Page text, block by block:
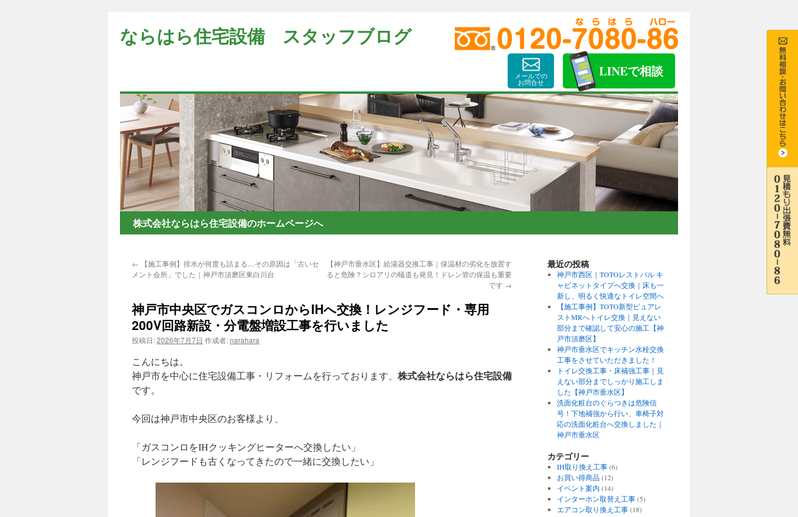
ン
テ
キ
ならはら住宅設備 スタッフブログ
メールでの
お問合せ
LINEで相談
株式会社ならはら住宅設備のホームページへ
← 【施工事例】排水が何度も詰まる…その原因は「古いセ
メント会所」でした｜神戸市須磨区東白川台
【神戸市垂水区】給湯器交換工事｜保温材の劣化を放置す
ると危険？シロアリの蟻道も発見！ドレン管の保温も重要
です →
神戸市中央区でガスコンロからIHへ交換！レンジフード・専用
200V回路新設・分電盤増設工事を行いました
投稿日:2026年7月7日 作成者: narahara
こんにちは。
神戸市を中心に住宅設備工事・リフォームを行っております、 株式会社ならはら住宅設備
です。
今回は神戸市中央区のお客様より、
「ガスコンロをIHクッキングヒーターへ交換したい」
「レンジフードも古くなってきたので一緒に交換したい」
最近の投稿
神戸市西区｜TOTOレストパル キ
ャビネットタイプへ交換｜床も一
新し、明るく快適なトイレ空間へ
【施工事例】TOTO新型ピュアレ
ストMRへトイレ交換｜見えない
部分まで確認して安心の施工【神
戸市須磨区】
神戸市垂水区でキッチン水栓交換
工事をさせていただきました！
トイレ交換工事・床補強工事｜見
えない部分までしっかり施工しま
した【神戸市垂水区】
洗面化粧台のぐらつきは危険信
号！下地補強から行い、車椅子対
応の洗面化粧台へ交換しました｜
神戸市垂水区
カテゴリー
IH取り換え工事(6)
お買い得商品(12)
イベント案内 (14)
インターホン取替え工事(5)
エアコン取り換え工事(18)